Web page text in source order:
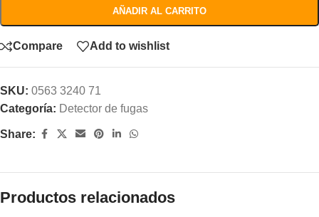
AÑADIR AL CARRITO
Compare Add to wishlist
SKU: 0563 3240 71
Categoría: Detector de fugas
Share:
Productos relacionados